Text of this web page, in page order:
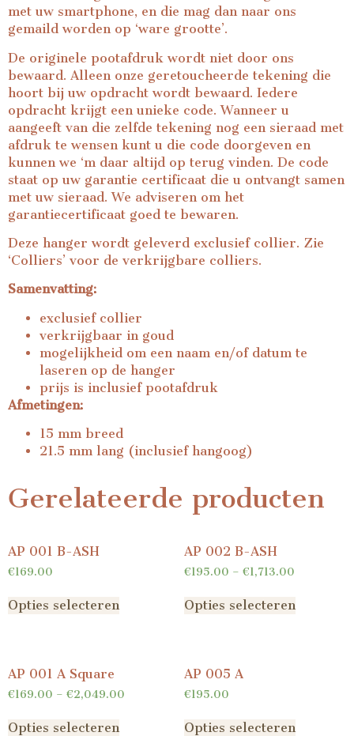
met uw smartphone, en die mag dan naar ons
gemaild worden op ‘ware grootte’.
De originele pootafdruk wordt niet door ons
bewaard. Alleen onze geretoucheerde tekening die
hoort bij uw opdracht wordt bewaard. Iedere
opdracht krijgt een unieke code. Wanneer u
aangeeft van die zelfde tekening nog een sieraad met
afdruk te wensen kunt u die code doorgeven en
kunnen we ‘m daar altijd op terug vinden. De code
staat op uw garantie certificaat die u ontvangt samen
met uw sieraad. We adviseren om het
garantiecertificaat goed te bewaren.
Deze hanger wordt geleverd exclusief collier. Zie
‘Colliers’ voor de verkrijgbare colliers.
Samenvatting:
exclusief collier
verkrijgbaar in goud
mogelijkheid om een naam en/of datum te
laseren op de hanger
prijs is inclusief pootafdruk
Afmetingen:
15 mm breed
21.5 mm lang (inclusief hangoog)
Gerelateerde producten
AP 001 B-ASH
€169.00
Opties selecteren
AP 002 B-ASH
€195.00 – €1,713.00
Opties selecteren
AP 001 A Square
€169.00 – €2,049.00
Opties selecteren
AP 005 A
€195.00
Opties selecteren